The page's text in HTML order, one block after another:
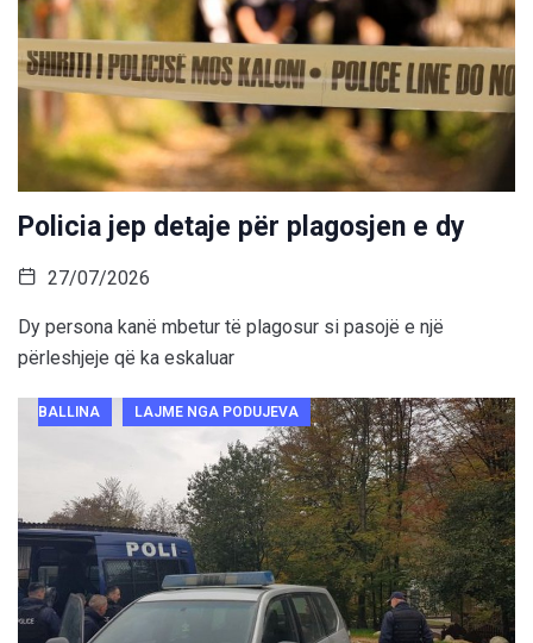
Policia jep detaje për plagosjen e dy
27/07/2026
Dy persona kanë mbetur të plagosur si pasojë e një
përleshjeje që ka eskaluar
BALLINA LAJME NGA PODUJEVA